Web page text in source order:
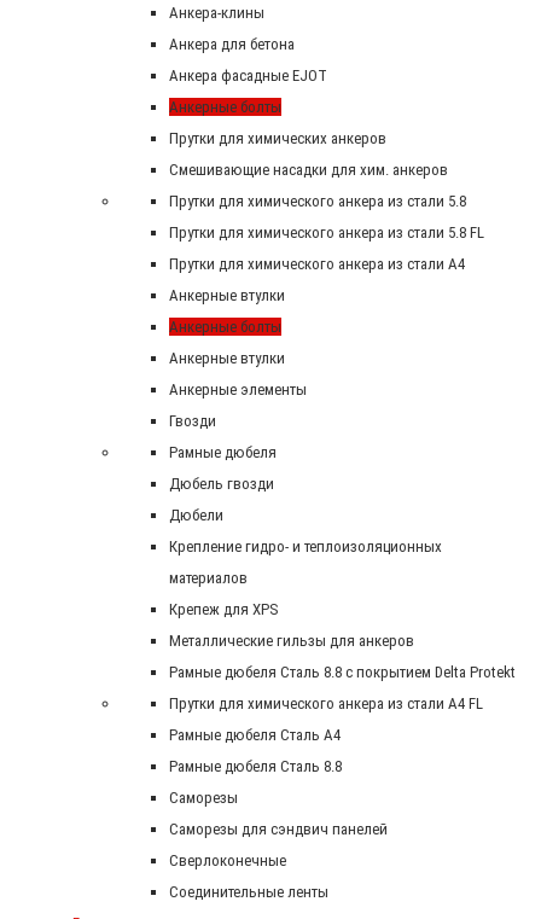
Анкера-клины
Анкера для бетона
Анкера фасадные EJOT
Анкерные болты
Прутки для химических анкеров
Смешивающие насадки для хим. анкеров
Прутки для химического анкера из стали 5.8
Прутки для химического анкера из стали 5.8 FL
Прутки для химического анкера из стали А4
Анкерные втулки
Анкерные болты
Анкерные втулки
Анкерные элементы
Гвозди
Рамные дюбеля
Дюбель гвозди
Дюбели
Крепление гидро- и теплоизоляционных
материалов
Крепеж для XPS
Металлические гильзы для анкеров
Рамные дюбеля Сталь 8.8 с покрытием Delta Protekt
Прутки для химического анкера из стали А4 FL
Рамные дюбеля Сталь A4
Рамные дюбеля Сталь 8.8
Саморезы
Саморезы для сэндвич панелей
Сверлоконечные
Соединительные ленты